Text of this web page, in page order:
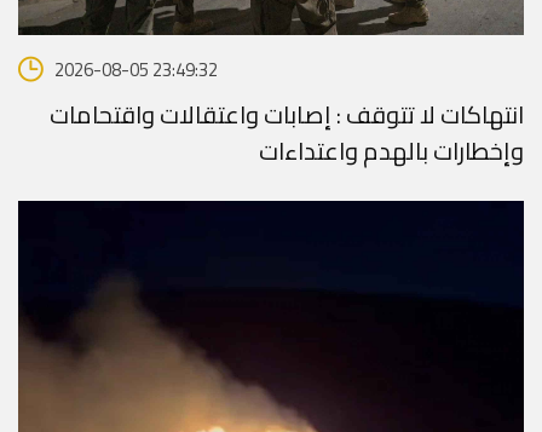
2026-08-05 23:49:32
انتهاكات لا تتوقف : إصابات واعتقالات واقتحامات
وإخطارات بالهدم واعتداءات